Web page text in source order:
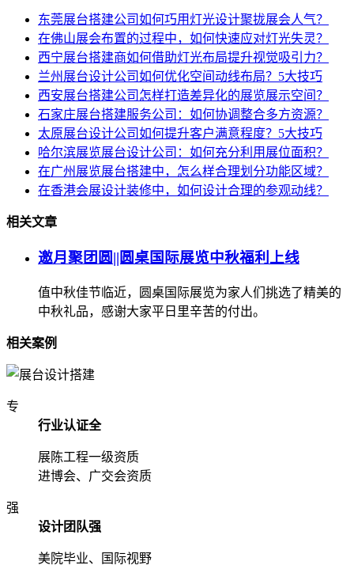
东莞展台搭建公司如何巧用灯光设计聚拢展会人气？
在佛山展会布置的过程中，如何快速应对灯光失灵？
西宁展台搭建商如何借助灯光布局提升视觉吸引力？
兰州展台设计公司如何优化空间动线布局？5大技巧
西安展台搭建公司怎样打造差异化的展览展示空间？
石家庄展台搭建服务公司：如何协调整合多方资源？
太原展台设计公司如何提升客户满意程度？5大技巧
哈尔滨展览展台设计公司：如何充分利用展位面积？
在广州展览展台搭建中，怎么样合理划分功能区域？
在香港会展设计装修中，如何设计合理的参观动线？
相关文章
邀月聚团圆||圆桌国际展览中秋福利上线
值中秋佳节临近，圆桌国际展览为家人们挑选了精美的
中秋礼品，感谢大家平日里辛苦的付出。
相关案例
专
行业认证全
展陈工程一级资质
进博会、广交会资质
强
设计团队强
美院毕业、国际视野